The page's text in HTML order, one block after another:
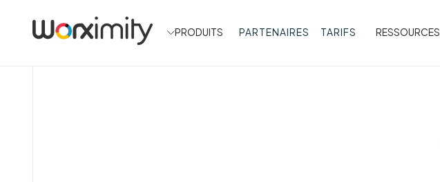
PRODUITS PARTENAIRES TARIFS RESSOURCES